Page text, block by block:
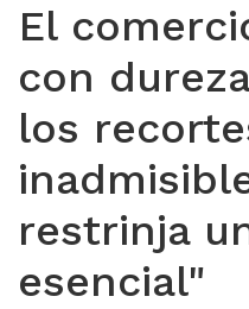
El
con
los
restrinja
esencial"